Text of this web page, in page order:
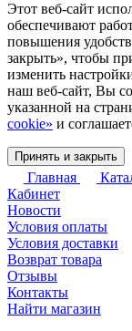
Этот веб-сайт
обеспечивают
повышения
закрыть», чтобы
изменить
наш веб-сайт, Вы
указанной на
cookie» и
Принять и закрыть
Главная
Кабинет
Новости
Условия оплаты
Условия доставки
Возврат товара
Отзывы
Контакты
Найти магазин